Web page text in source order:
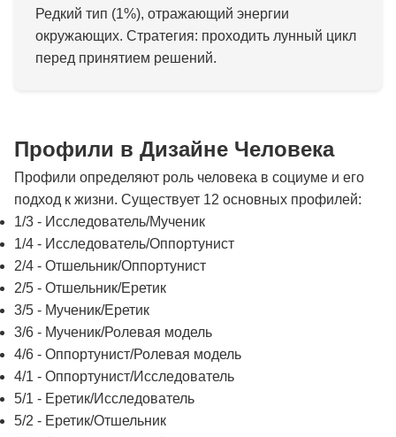
Редкий тип (1%), отражающий энергии
окружающих. Стратегия: проходить лунный цикл
перед принятием решений.
Профили в Дизайне Человека
Профили определяют роль человека в социуме и его
подход к жизни. Существует 12 основных профилей:
1/3 - Исследователь/Мученик
1/4 - Исследователь/Оппортунист
2/4 - Отшельник/Оппортунист
2/5 - Отшельник/Еретик
3/5 - Мученик/Еретик
3/6 - Мученик/Ролевая модель
4/6 - Оппортунист/Ролевая модель
4/1 - Оппортунист/Исследователь
5/1 - Еретик/Исследователь
5/2 - Еретик/Отшельник